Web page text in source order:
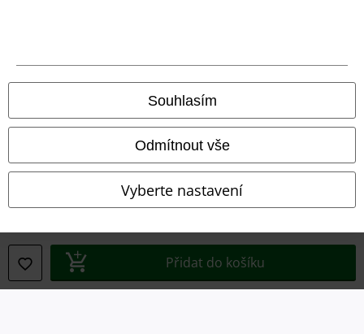
Souhlasím
Odmítnout vše
Vyberte nastavení
Přidat do košíku
Všechny ceny jsou včetně DPH, bezpoštovného a balného
© 1986-2026 EMP Merchandising
Naše online obchody
EMP International